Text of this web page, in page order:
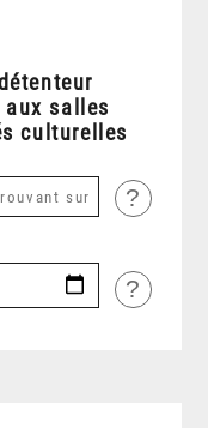
salles
culturelles
?
?